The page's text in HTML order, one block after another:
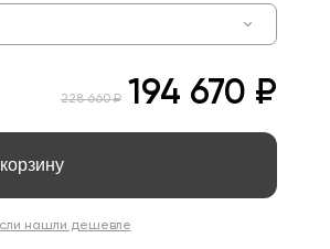
228 660 ₽ 194 670 ₽
нашли дешевле